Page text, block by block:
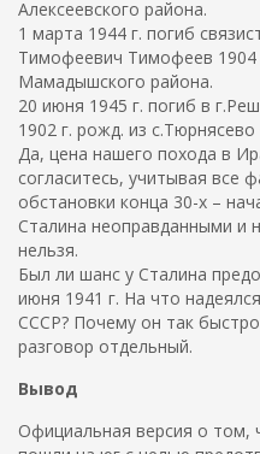
Алексеевского района.
1 марта 1944 г. погиб
Тимофеевич Тимофеев
Мамадышского района.
20 июня 1945 г. погиб в
1902 г. рожд. из
Да, цена нашего похода в
согласитесь, учитывая все
обстановки конца 30-х –
Сталина неоправданными и
нельзя.
Был ли шанс у Сталина
июня 1941 г. На что
СССР? Почему он так
разговор отдельный.
Вывод
Официальная версия о том,